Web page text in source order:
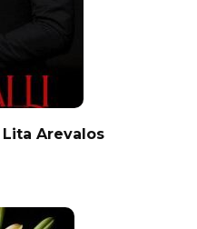
Arevalos